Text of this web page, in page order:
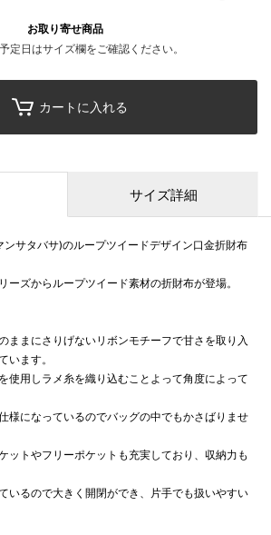
お取り寄せ商品
定日はサイズ欄をご確認ください。
カートに入れる
サイズ詳細
サタバサ)のループツイードデザイン口金折財布
ーズからループツイード素材の折財布が登場。
ままにさりげないリボンモチーフで甘さを取り入
います。
使用しラメ糸を織り込むことよって角度によって
様になっているのでバッグの中でもかさばりませ
ットやフリーポケットも充実しており、収納力も
いるので大きく開閉ができ、片手でも扱いやすい